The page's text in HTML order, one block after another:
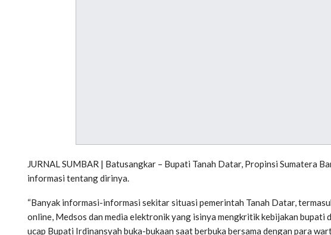
JURNAL SUMBAR | Batusangkar – Bupati Tanah Datar, Propinsi Sumatera
informasi tentang dirinya.
“Banyak informasi-informasi sekitar situasi pemerintah Tanah Datar,
online, Medsos dan media elektronik yang isinya mengkritik kebijakan bupati
ucap Bupati Irdinansyah buka-bukaan saat berbuka bersama dengan para